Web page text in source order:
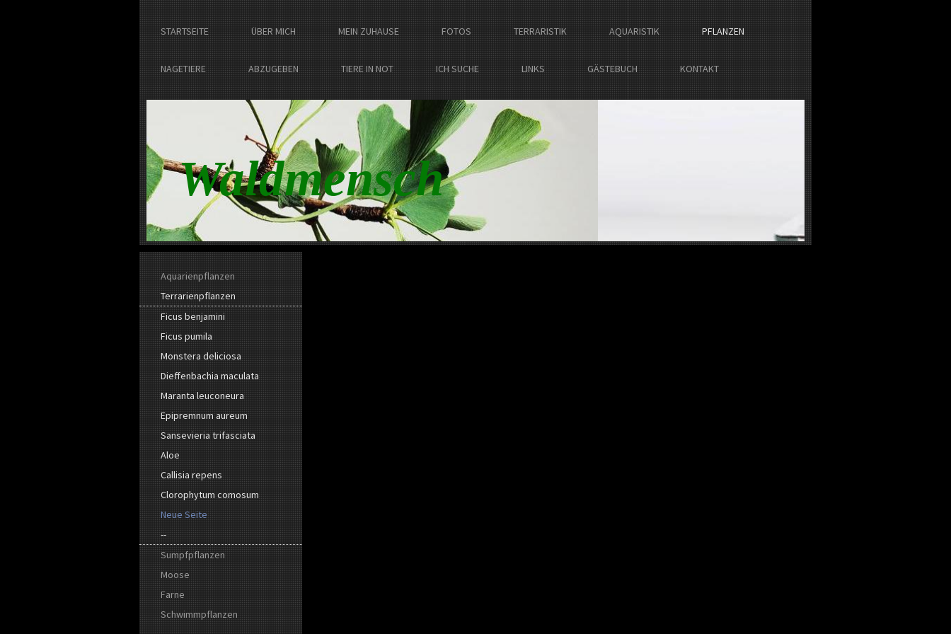
STARTSEITE ÜBER MICH MEIN ZUHAUSE FOTOS TERRARISTIK AQUARISTIK PFLANZEN
NAGETIERE ABZUGEBEN TIERE IN NOT ICH SUCHE LINKS GÄSTEBUCH KONTAKT
Waldmensch
Aquarienpflanzen
Terrarienpflanzen
Ficus benjamini
Ficus pumila
Monstera deliciosa
Dieffenbachia maculata
Maranta leuconeura
Epipremnum aureum
Sansevieria trifasciata
Aloe
Callisia repens
Clorophytum comosum
Neue Seite
--
Sumpfpflanzen
Moose
Farne
Schwimmpflanzen